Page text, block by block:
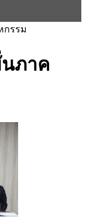
กรรม
ภาค